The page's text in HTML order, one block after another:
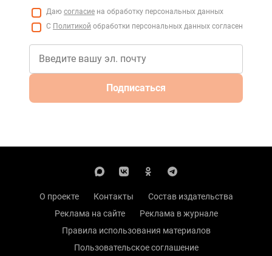
Даю согласие на обработку персональных данных
С Политикой обработки персональных данных согласен
Подписаться
О проекте Контакты
Состав издательства
Реклама на сайте
Реклама в журнале
Правила использования материалов
Пользовательское соглашение